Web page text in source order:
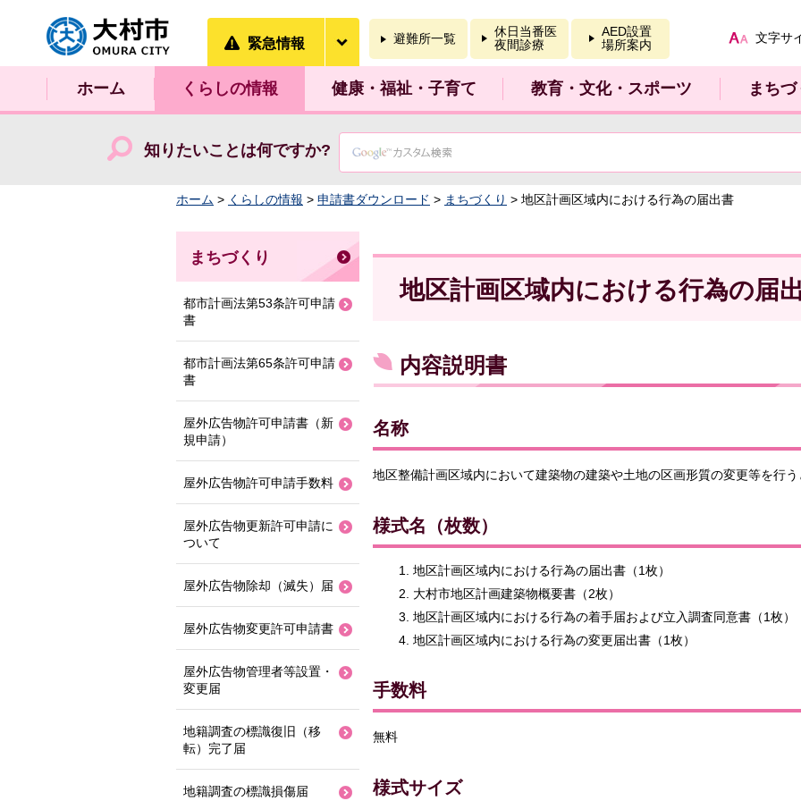
大村市
緊急情報 避難所一覧
休日当番医
夜間診療
AED設置
場所案内
文字サ
ホーム くらしの情報 健康・福祉・子育て 教育・文化・スポーツ まち
知りたいことは何ですか?
ホーム > くらしの情報 > 申請書ダウンロード > まちづくり > 地区計画区域内における行為の届出書
地区計画区域内における行為の届
内容説明書
名称
地区整備計画区域内において建築物の建築や土地の区画形質の変更等を行
様式名（枚数）
地区計画区域内における行為の届出書（1枚）
大村市地区計画建築物概要書（2枚）
地区計画区域内における行為の着手届および立入調査同意書（1枚）
地区計画区域内における行為の変更届出書（1枚）
手数料
無料
様式サイズ
まちづくり
都市計画法第53条許可申請
書
都市計画法第65条許可申請
書
屋外広告物許可申請書（新
規申請）
屋外広告物許可申請手数料
屋外広告物更新許可申請に
ついて
屋外広告物除却（滅失）届
屋外広告物変更許可申請書
屋外広告物管理者等設置・
変更届
地籍調査の標識復旧（移
転）完了届
地籍調査の標識損傷届